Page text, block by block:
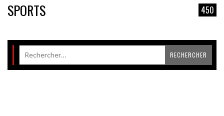
SPORTS 450